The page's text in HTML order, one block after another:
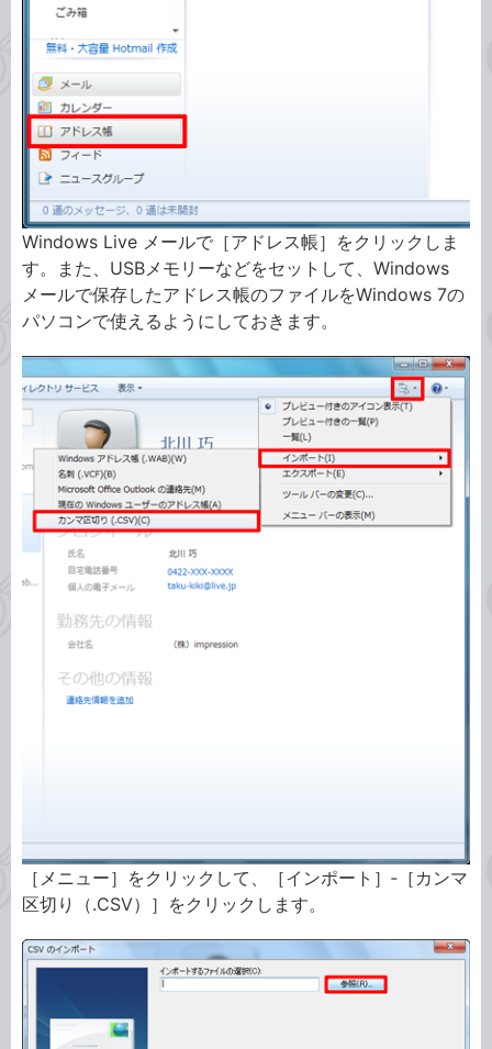
Windows Live メールで［アドレス帳］をクリックしま
す。また、USBメモリーなどをセットして、Windows
メールで保存したアドレス帳のファイルをWindows 7の
パソコンで使えるようにしておきます。
［メニュー］をクリックして、［インポート］‐［カンマ
区切り（.CSV）］をクリックします。